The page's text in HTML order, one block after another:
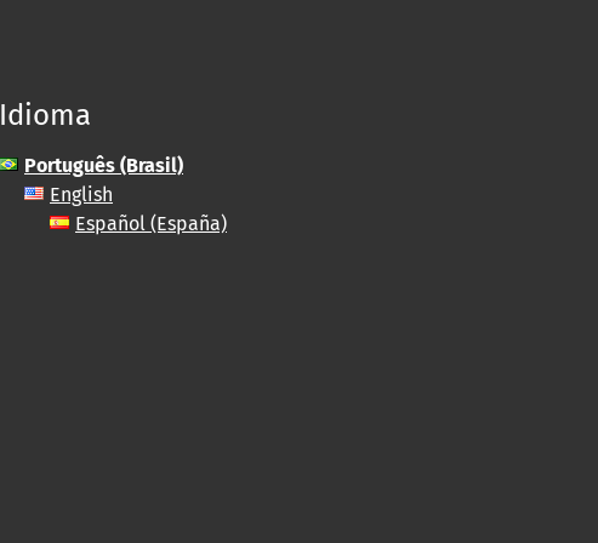
Idioma
Português (Brasil)
English
Español (España)